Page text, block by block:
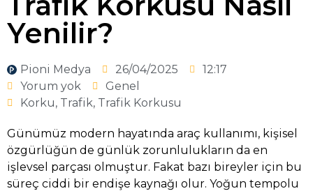
Yenilir?
Pioni Medya 26/04/2025
12:17
Yorum yok
Genel
Korku, Trafik, Trafik Korkusu
Günümüz modern hayatında araç kullanımı, kişisel
özgürlüğün de günlük zorunlulukların da en
işlevsel parçası olmuştur. Fakat bazı bireyler için bu
süreç ciddi bir endişe kaynağı olur. Yoğun tempolu